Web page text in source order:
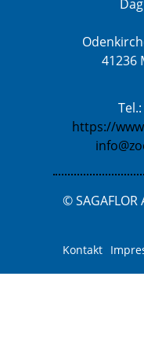
41236
https://
© SAGAFLOR
Kontakt